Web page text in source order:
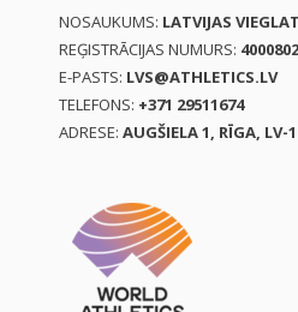
NOSAUKUMS: LATVIJAS
REĢISTRĀCIJAS NUMURS:
E-PASTS: LVS@ATHLETICS.LV
TELEFONS: +371 29511674
ADRESE: AUGŠIELA 1, RĪGA, LV-